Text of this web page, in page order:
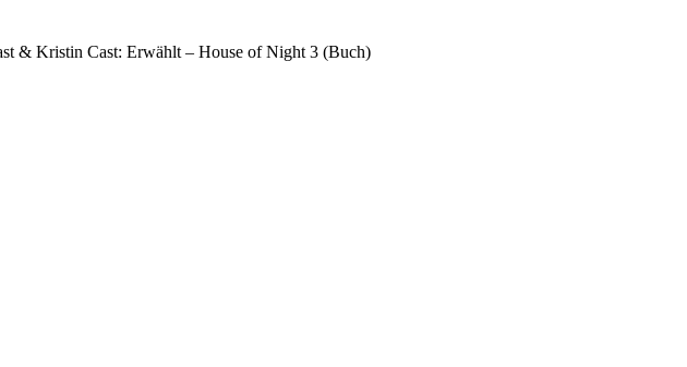
& Kristin Cast: Erwählt – House of Night 3 (Buch)